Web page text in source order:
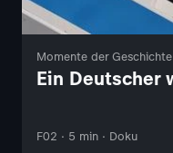
Momente der Geschichte
Ein Deutscher
F02 · 5 min · Doku